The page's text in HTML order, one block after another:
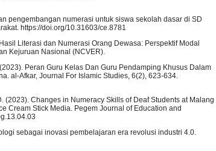
pengembangan numerasi untuk siswa sekolah dasar di SD
https://doi.org/10.31603/ce.8781
Literasi dan Numerasi Orang Dewasa: Perspektif Modal
Kejuruan Nasional (NCVER).
Peran Guru Kelas Dan Guru Pendamping Khusus Dalam
al-Afkar, Journal For Islamic Studies, 6(2), 623-634.
(2023). Changes in Numeracy Skills of Deaf Students at Malang
Cream Stick Media. Pegem Journal of Education and
sebagai inovasi pembelajaran era revolusi industri 4.0.